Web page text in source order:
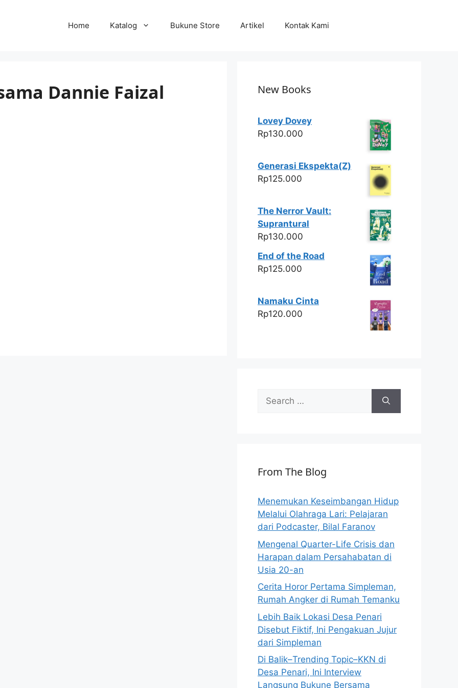
Home Katalog Bukune Store Artikel Kontak Kami
Dannie Faizal New Books
Lovey Dovey
Rp130.000
Generasi Ekspekta(Z)
Rp125.000
The Nerror Vault:
Suprantural
Rp130.000
End of the Road
Rp125.000
Namaku Cinta
Rp120.000
Search
for:
From The Blog
Menemukan Keseimbangan Hidup
Melalui Olahraga Lari: Pelajaran
dari Podcaster, Bilal Faranov
Mengenal Quarter-Life Crisis dan
Harapan dalam Persahabatan di
Usia 20-an
Cerita Horor Pertama Simpleman,
Rumah Angker di Rumah Temanku
Lebih Baik Lokasi Desa Penari
Disebut Fiktif, Ini Pengakuan Jujur
dari Simpleman
Di Balik–Trending Topic–KKN di
Desa Penari, Ini Interview
Langsung Bukune Bersama